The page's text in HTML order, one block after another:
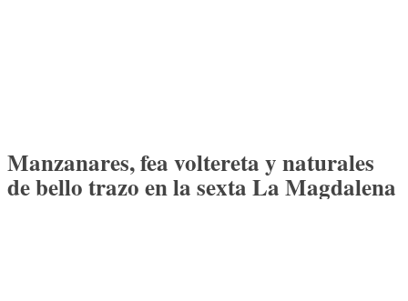
Manzanares, fea voltereta y naturales
de bello trazo en la sexta La Magdalena